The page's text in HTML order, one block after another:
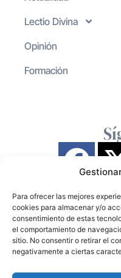
Para ofrecer las mejores
cookies para almacenar y/o
consentimiento de estas
el comportamiento de
sitio. No consentir o retirar el
negativamente a ciertas
Lectio Divina
Opinión
Formación